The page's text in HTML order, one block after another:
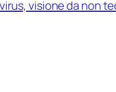
visione da non